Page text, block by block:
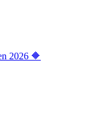
2026 🔶️